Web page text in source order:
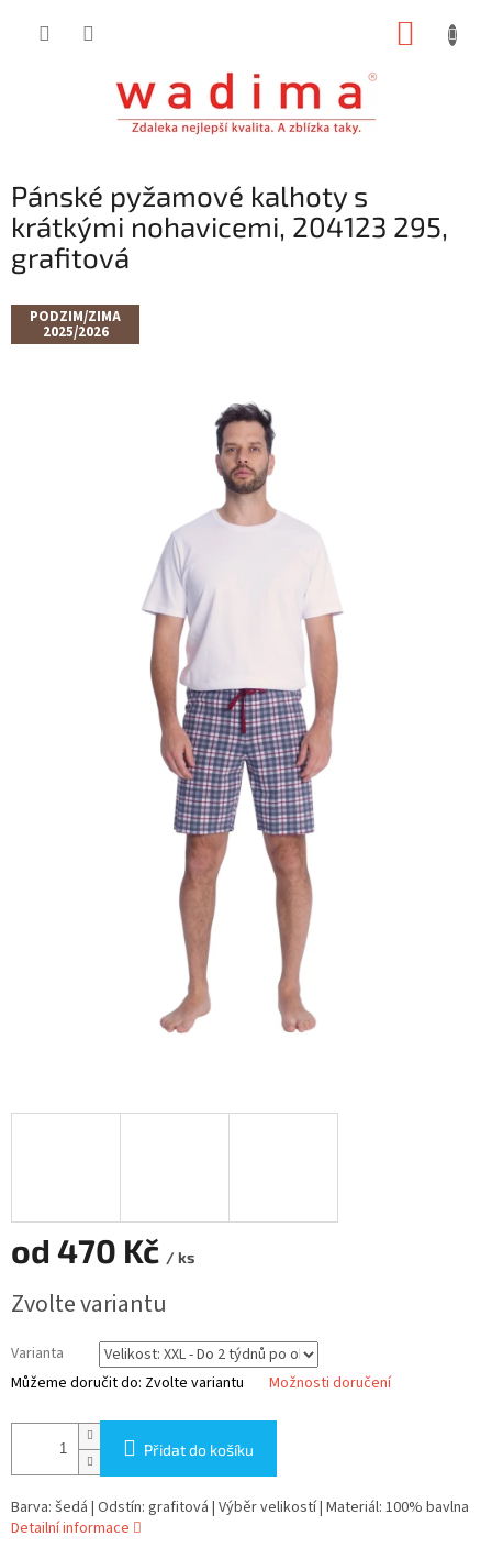
Pánské pyžamové kalhoty s
krátkými nohavicemi, 204123 295,
grafitová
PODZIM/ZIMA
2025/2026
od 470 Kč / ks
cena:
Zvolte variantu
Varianta
Můžeme doručit do: Zvolte variantu Možnosti doručení
Přidat do košíku
Barva: šedá | Odstín: grafitová | Výběr velikostí | Materiál: 100% bavlna
Detailní informace